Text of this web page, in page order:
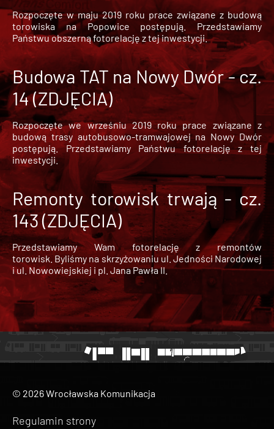
Rozpoczęte w maju 2019 roku prace związane z budową
torowiska na Popowice
postępują. Przedstawiamy
Państwu obszerną fotorelację z tej inwestycji.
Budowa TAT na Nowy Dwór - cz.
14 (ZDJĘCIA)
Rozpoczęte we wrześniu 2019 roku prace związane z
budową trasy autobusowo-tramwajowej na Nowy Dwór
postępują. Przedstawiamy Państwu fotorelację z tej
inwestycji.
Remonty torowisk trwają - cz.
143 (ZDJĘCIA)
Przedstawiamy Wam fotorelację z remontów
torowisk. Byliśmy na skrzyżowaniu ul. Jedności Narodowej
i ul. Nowowiejskiej i pl. Jana Pawła II.
© 2026 Wrocławska Komunikacja
Regulamin strony